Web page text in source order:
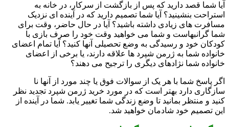
آیا شما قصد دارید که پس از بازگشت از سرکار، در خانه به
استراحت بنشینید؟ آیا شما تصمیم دارید که در آینده ای نزدیک
مسافرت های زیادی داشته باشید؟ آیا در حال حاضر، وقت برای
شما گرانبهاست و شما می خواهید وقت خود را صرف بازی با
کودکان خود و رسیدگی به وضع تحصیلی آنها کنید؟ آیا تمام اعضای
خانواده شما به ژرمن شپرد ها علاقه دارند، یا برخی از اعضای
خانواده شما نژادهای دیگری را ترجیح می دهند؟
اگر پاسخ شما با هر یک از سوالات فوق یا چند مورد از آنها نا
سازگاری دارد بهتر است که در مورد خرید ژرمن شپرد تجدید نظر
کنید و منتظر بمانید تا وضع زندگی شما تغییر یابد. شما در آینده از
این تصمیم خود شادمان خواهید شد.